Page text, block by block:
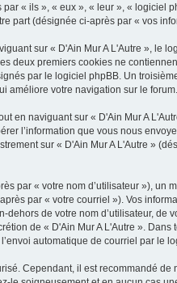
« ils », « eux », « leur », « logiciel
part (désignée ci-après par « vos
sur « D'Ain Mur A L'Autre », le
deux premiers cookies ne
par le logiciel phpBB. Un
améliore votre navigation sur le forum.
en naviguant sur « D'Ain Mur A
l’information que vous nous
sur « D'Ain Mur A L'Autre »
par « votre nom d’utilisateur »),
par « votre courriel »). Vos
de votre nom d’utilisateur,
de « D'Ain Mur A L'Autre ».
automatique de courriel par le
Cependant, il est recommandé